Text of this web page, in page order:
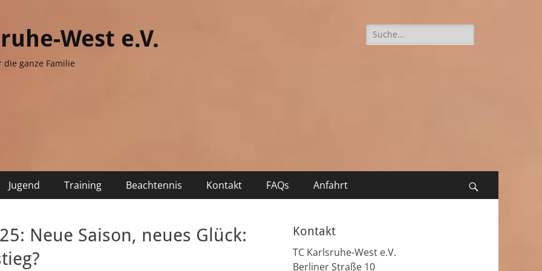
West e.V.
ganze Familie
Suche
nach:
Jugend Training Beachtennis Kontakt FAQs Anfahrt
Neue Saison, neues Glück:
Kontakt
TC Karlsruhe-West e.V.
Berliner Straße 10